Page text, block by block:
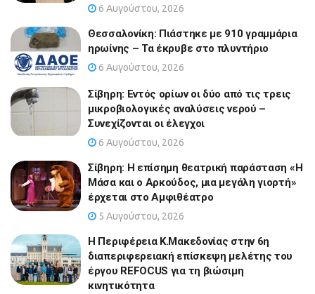
6 Αυγούστου, 2026
Θεσσαλονίκη: Πιάστηκε με 910 γραμμάρια
ηρωίνης – Τα έκρυβε στο πλυντήριο
6 Αυγούστου, 2026
Σίβηρη: Εντός ορίων οι δύο από τις τρεις
μικροβιολογικές αναλύσεις νερού –
Συνεχίζονται οι έλεγχοι
6 Αυγούστου, 2026
Σίβηρη: Η επίσημη θεατρική παράσταση «Η
Μάσα και ο Αρκούδος, μια μεγάλη γιορτή»
έρχεται στο Αμφιθέατρο
5 Αυγούστου, 2026
Η Περιφέρεια Κ.Μακεδονίας στην 6η
διαπεριφερειακή επίσκεψη μελέτης του
έργου REFOCUS για τη βιώσιμη
κινητικότητα